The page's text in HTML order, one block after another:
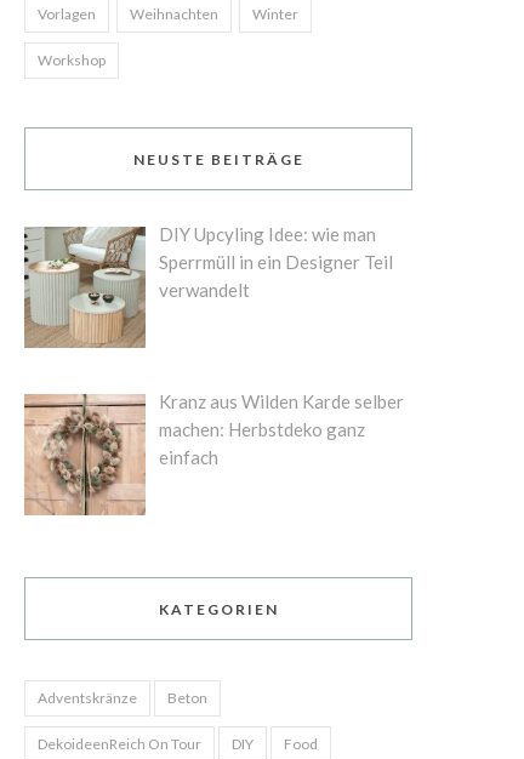
Vorlagen Weihnachten Winter
Workshop
NEUSTE BEITRÄGE
DIY Upcyling Idee: wie man
Sperrmüll in ein Designer Teil
verwandelt
Kranz aus Wilden Karde selber
machen: Herbstdeko ganz
einfach
KATEGORIEN
Adventskränze Beton
DekoideenReich On Tour DIY Food